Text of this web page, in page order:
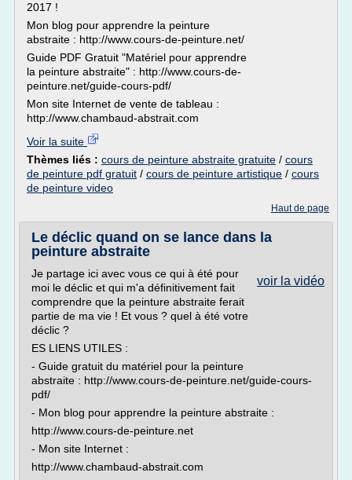
2017 !
Mon blog pour apprendre la peinture
abstraite : http://www.cours-de-peinture.net/
Guide PDF Gratuit "Matériel pour apprendre
la peinture abstraite" : http://www.cours-de-
peinture.net/guide-cours-pdf/
Mon site Internet de vente de tableau :
http://www.chambaud-abstrait.com
Voir la suite
Thèmes liés : cours de peinture abstraite gratuite / cours
de peinture pdf gratuit / cours de peinture artistique / cours
de peinture video
Haut de page
Le déclic quand on se lance dans la
peinture abstraite
voir la vidéo
Je partage ici avec vous ce qui à été pour
moi le déclic et qui m'a définitivement fait
comprendre que la peinture abstraite ferait
partie de ma vie ! Et vous ? quel à été votre
déclic ?
ES LIENS UTILES :
- Guide gratuit du matériel pour la peinture
abstraite : http://www.cours-de-peinture.net/guide-cours-
pdf/
- Mon blog pour apprendre la peinture abstraite :
http://www.cours-de-peinture.net
- Mon site Internet :
http://www.chambaud-abstrait.com